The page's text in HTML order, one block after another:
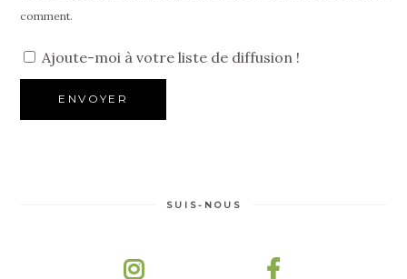
comment.
Ajoute-moi à votre liste de diffusion !
SUIS-NOUS